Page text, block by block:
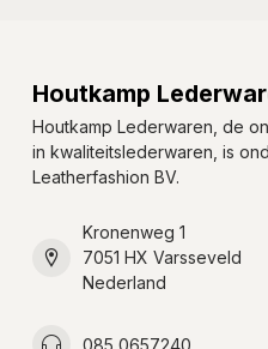
Houtkamp
Houtkamp Lederwaren, de
in kwaliteitslederwaren, is
Leatherfashion BV.
Kronenweg 1
7051 HX Varsseveld
Nederland
085 0657240